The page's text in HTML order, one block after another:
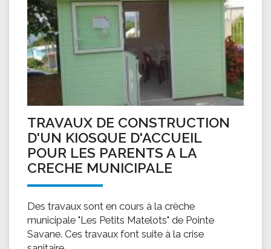
TRAVAUX DE CONSTRUCTION
D'UN KIOSQUE D'ACCUEIL
POUR LES PARENTS A LA
CRECHE MUNICIPALE
Des travaux sont en cours à la crèche
municipale "Les Petits Matelots" de Pointe
Savane. Ces travaux font suite à la crise